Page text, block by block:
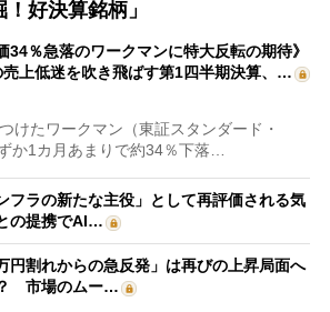
好決算銘柄」
34％急落のワークマンに特大反転の期待》
売上低迷を吹き飛ばす第1四半期決算、…
けたワークマン（東証スタンダード・
か1カ月あまりで約34％下落…
フラの新たな主役」として再評価される気
の提携でAI…
円割れからの急反発」は再びの上昇局面へ
市場のムー…